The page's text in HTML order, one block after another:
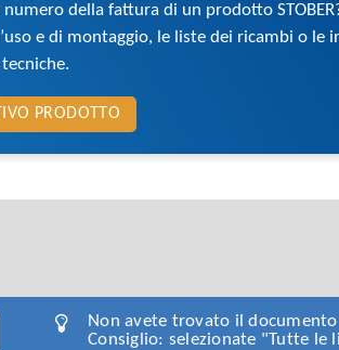
numero della fattura di un prodotto
e di montaggio, le liste dei ricambi o le
PRODOTTO
Non avete trovato il documento
Consiglio: selezionate "Tutte le